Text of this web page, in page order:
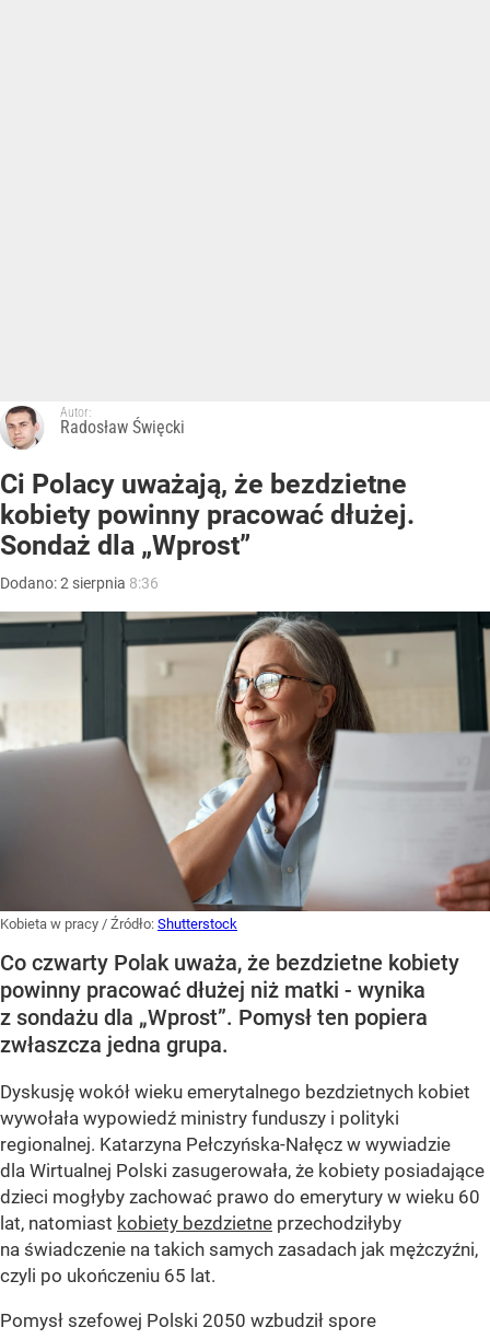
Autor:
Radosław Święcki
Ci Polacy uważają, że bezdzietne
kobiety powinny pracować dłużej.
Sondaż dla „Wprost”
Dodano:2 sierpnia 8:36
Kobieta w pracy / Źródło: Shutterstock
Co czwarty Polak uważa, że bezdzietne kobiety
powinny pracować dłużej niż matki - wynika
z sondażu dla „Wprost”. Pomysł ten popiera
zwłaszcza jedna grupa.
Dyskusję wokół wieku emerytalnego bezdzietnych kobiet
wywołała wypowiedź ministry funduszy i polityki
regionalnej. Katarzyna Pełczyńska-Nałęcz w wywiadzie
dla Wirtualnej Polski zasugerowała, że kobiety posiadające
dzieci mogłyby zachować prawo do emerytury w wieku 60
lat, natomiast kobiety bezdzietne przechodziłyby
na świadczenie na takich samych zasadach jak mężczyźni,
czyli po ukończeniu 65 lat.
Pomysł szefowej Polski 2050 wzbudził spore